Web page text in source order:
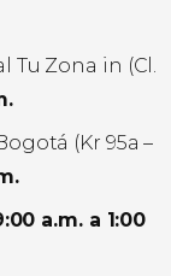
Tu Zona in (Cl.
(Kr 95a –
a.m. a 1:00